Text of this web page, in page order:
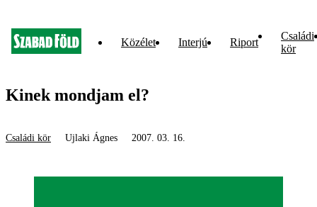
Közélet Interjú Riport
Családi
kör
Kinek mondjam el?
Családi kör Ujlaki Ágnes 2007. 03. 16.